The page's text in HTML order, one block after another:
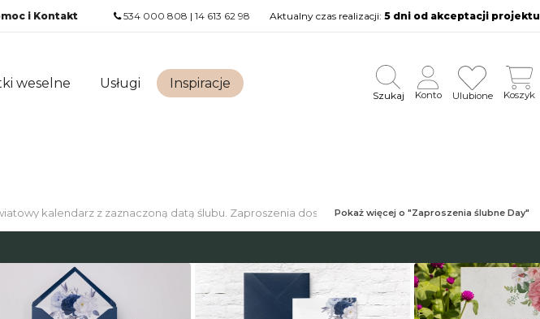
i Kontakt 534 000 808 | 14 613 62 98 Aktualny czas realizacji: 5 dni od akceptacji projektu
weselne Usługi Inspiracje
Szukaj Konto Ulubione Koszyk
kalendarz z zaznaczoną datą ślubu. Zaproszenia dostępne są w różnych wersjach
Pokaż więcej o "Zaproszenia ślubne Day"